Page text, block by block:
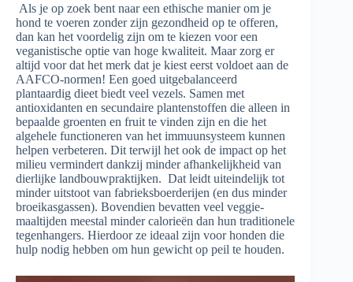
Als je op zoek bent naar een ethische manier om je
hond te voeren zonder zijn gezondheid op te offeren,
dan kan het voordelig zijn om te kiezen voor een
veganistische optie van hoge kwaliteit. Maar zorg er
altijd voor dat het merk dat je kiest eerst voldoet aan de
AAFCO-normen! Een goed uitgebalanceerd
plantaardig dieet biedt veel vezels. Samen met
antioxidanten en secundaire plantenstoffen die alleen in
bepaalde groenten en fruit te vinden zijn en die het
algehele functioneren van het immuunsysteem kunnen
helpen verbeteren. Dit terwijl het ook de impact op het
milieu vermindert dankzij minder afhankelijkheid van
dierlijke landbouwpraktijken. Dat leidt uiteindelijk tot
minder uitstoot van fabrieksboerderijen (en dus minder
broeikasgassen). Bovendien bevatten veel veggie-
maaltijden meestal minder calorieën dan hun traditionele
tegenhangers. Hierdoor ze ideaal zijn voor honden die
hulp nodig hebben om hun gewicht op peil te houden.